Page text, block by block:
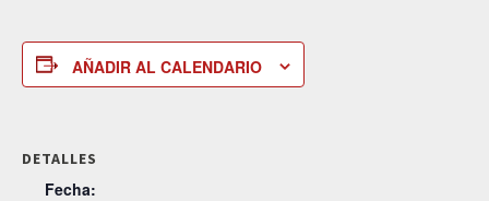
AÑADIR AL CALENDARIO
DETALLES
Fecha: